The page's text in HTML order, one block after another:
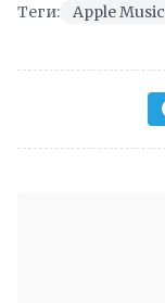
Теги: Apple Music